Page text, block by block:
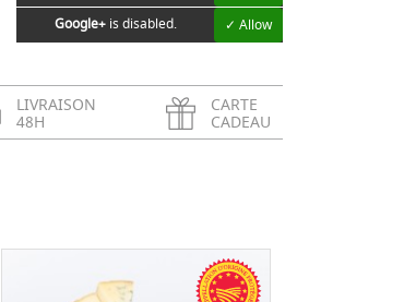
Google+is disabled. ✓ Allow
LIVRAISON
48H
CARTE
CADEAU